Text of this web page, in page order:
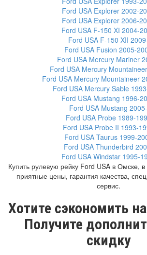
Ford USA Explorer 2002-
Ford USA Explorer 2006-
Ford USA F-150 XI 2004-
Ford USA F-150 XII
Ford USA Fusion 2005-
Ford USA Mercury Mariner
Ford USA Mercury
Ford USA Mercury Mountaineer
Ford USA Mercury Sable
Ford USA Mustang 1996-
Ford USA Mustang 2005-
Ford USA Probe 1989-
Ford USA Probe II 1993-
Ford USA Taurus 1999-
Ford USA Thunderbird
Ford USA Windstar 1995-
Купить рулевую рейку Ford USA в Омске,
приятные цены, гарантия качества,
сервис.
Хотите сэкономить
Получите
скидку